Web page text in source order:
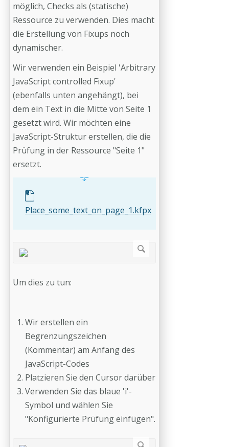
möglich, Checks als (statische)
Ressource zu verwenden. Dies macht
die Erstellung von Fixups noch
dynamischer.
Wir verwenden ein Beispiel 'Arbitrary
JavaScript controlled Fixup'
(ebenfalls unten angehängt), bei
dem ein Text in die Mitte von Seite 1
gesetzt wird. Wir möchten eine
JavaScript-Struktur erstellen, die die
Prüfung in der Ressource "Seite 1"
ersetzt.
Place_some_text_on_page_1.kfpx
Um dies zu tun:
Wir erstellen ein
Begrenzungszeichen
(Kommentar) am Anfang des
JavaScript-Codes
Platzieren Sie den Cursor darüber
Verwenden Sie das blaue 'i'-
Symbol und wählen Sie
"Konfigurierte Prüfung einfügen".